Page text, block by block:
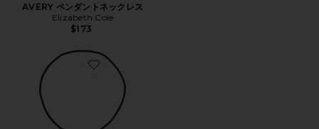
AVERY ペンダントネックレス
Elizabeth Cole
$173
Favorite MILTON ボロネックレス